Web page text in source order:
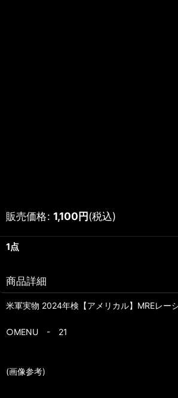
販売価格: 1,100円(税込)
1点
商品詳細
米軍実物 2024年検【アメリカル】MREレー
○MENU - 21
(画像参考)